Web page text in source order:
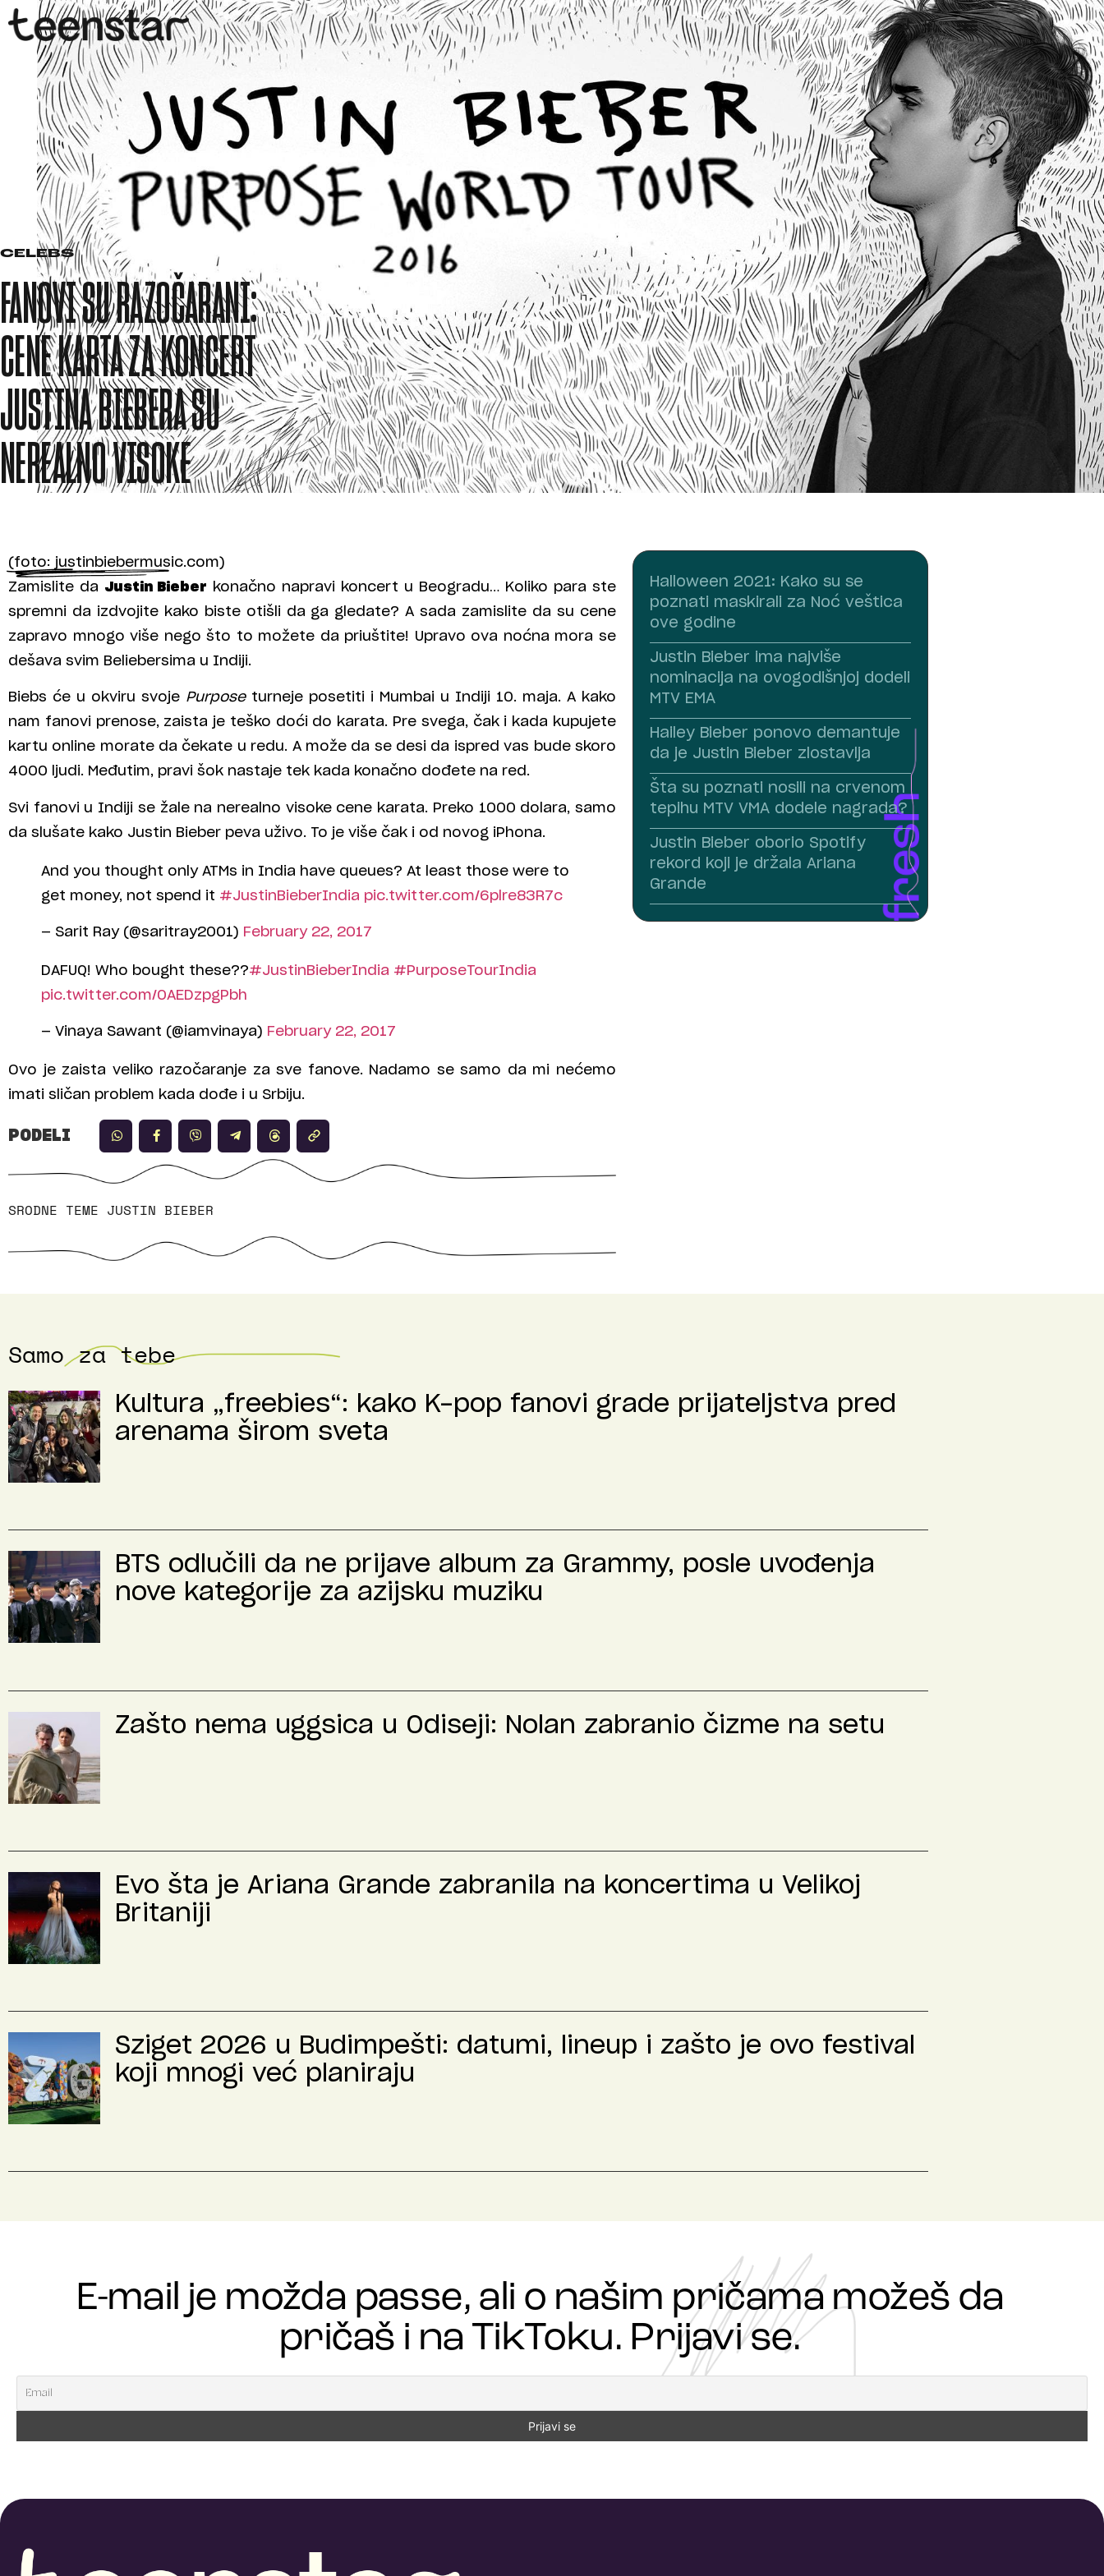
CELEBS
FANOVI SU RAZOČARANI:
CENE KARTA ZA KONCERT
JUSTINA BIEBERA SU
NEREALNO VISOKE
(foto: justinbiebermusic.com)
Zamislite da Justin Bieber konačno napravi koncert u Beogradu… Koliko para ste
spremni da izdvojite kako biste otišli da ga gledate? A sada zamislite da su cene
zapravo mnogo više nego što to možete da priuštite! Upravo ova noćna mora se
dešava svim Beliebersima u Indiji.
Biebs će u okviru svoje Purposeturneje posetiti i Mumbai u Indiji 10. maja. A kako
nam fanovi prenose, zaista je teško doći do karata. Pre svega, čak i kada kupujete
kartu online morate da čekate u redu. A može da se desi da ispred vas bude skoro
4000 ljudi. Međutim, pravi šok nastaje tek kada konačno dođete na red.
Svi fanovi u Indiji se žale na nerealno visoke cene karata. Preko 1000 dolara, samo
da slušate kako Justin Bieber peva uživo. To je više čak i od novog iPhona.
And you thought only ATMs in India have queues? At least those were to
get money, not spend it #JustinBieberIndia pic.twitter.com/6plre83R7c
— Sarit Ray (@saritray2001) February 22, 2017
DAFUQ! Who bought these??#JustinBieberIndia #PurposeTourIndia
pic.twitter.com/0AEDzpgPbh
— Vinaya Sawant (@iamvinaya) February 22, 2017
Ovo je zaista veliko razočaranje za sve fanove. Nadamo se samo da mi nećemo
imati sličan problem kada dođe i u Srbiju.
PODELI
SRODNE TEME JUSTIN BIEBER
Halloween 2021: Kako su se
poznati maskirali za Noć veštica
ove godine
Justin Bieber ima najviše
nominacija na ovogodišnjoj dodeli
MTV EMA
Hailey Bieber ponovo demantuje
da je Justin Bieber zlostavlja
Šta su poznati nosili na crvenom
tepihu MTV VMA dodele nagrada?
Justin Bieber oborio Spotify
rekord koji je držala Ariana
Grande
Samo za tebe
Kultura „freebies“: kako K-pop fanovi grade prijateljstva pred
arenama širom sveta
BTS odlučili da ne prijave album za Grammy, posle uvođenja
nove kategorije za azijsku muziku
Zašto nema uggsica u Odiseji: Nolan zabranio čizme na setu
Evo šta je Ariana Grande zabranila na koncertima u Velikoj
Britaniji
Sziget 2026 u Budimpešti: datumi, lineup i zašto je ovo festival
koji mnogi već planiraju
E-mail je možda passe, ali o našim pričama možeš da
pričaš i na TikToku. Prijavi se.